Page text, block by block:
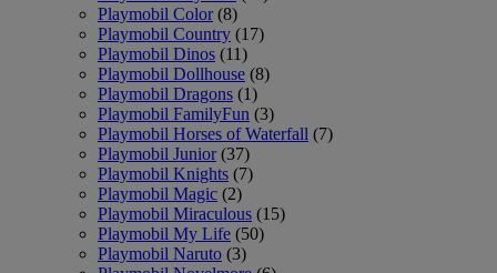
Playmobil Color (8)
Playmobil Country (17)
Playmobil Dinos (11)
Playmobil Dollhouse (8)
Playmobil Dragons (1)
Playmobil FamilyFun (3)
Playmobil Horses of Waterfall (7)
Playmobil Junior (37)
Playmobil Knights (7)
Playmobil Magic (2)
Playmobil Miraculous (15)
Playmobil My Life (50)
Playmobil Naruto (3)